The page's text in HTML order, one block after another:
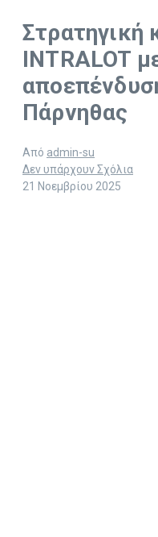
Στρατηγική
INTRALOT
Πάρνηθας
Από admin-su
Δεν υπάρχουν Σχόλια
21 Νοεμβρίου 2025